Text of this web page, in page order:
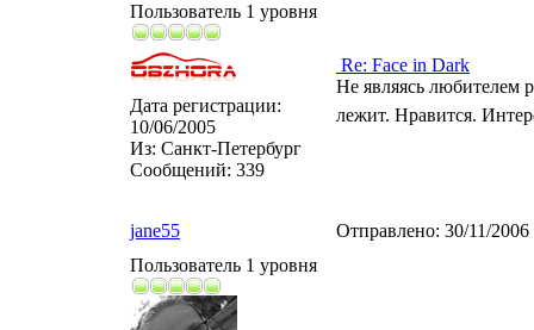
Пользователь 1 уровня
Дата регистрации:
10/06/2005
Из: Санкт-Петербург
Сообщений: 339
Re: Face in Dark
Не являясь любителем
лежит. Нравится.
jane55 Отправлено: 30/11/
Пользователь 1 уровня